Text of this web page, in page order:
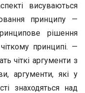
висуваються
принципу —
рішення
принципі. —
чіткі аргументи з
аргументи, які у
знаходяться над